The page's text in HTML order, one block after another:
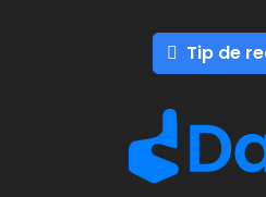
Tip de